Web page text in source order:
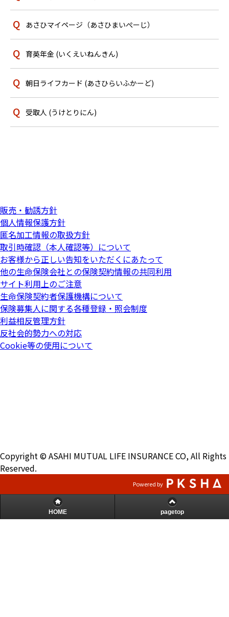
あさひマイページ（あさひまいぺーじ）
育英年金 (いくえいねんきん)
朝日ライフカード (あさひらいふかーど)
受取人 (うけとりにん)
販売・勧誘方針
個人情報保護方針
匿名加工情報の取扱方針
取引時確認（本人確認等）について
お客様から正しい告知をいただくにあたって
他の生命保険会社との保険契約情報の共同利用
サイト利用上のご注意
生命保険契約者保護機構について
保険募集人に関する各種登録・照会制度
利益相反管理方針
反社会的勢力への対応
Cookie等の使用について
Copyright © ASAHI MUTUAL LIFE INSURANCE CO, All Rights
Reserved.
Powered by
HOME pagetop